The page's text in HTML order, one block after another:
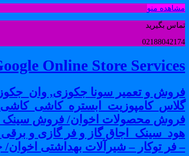
مشاهده منو
تماس بگیرید
02188042174
Online Store Services
فروش و تعمیر سونا جکوزی,
فروش محصولات اخوان/ فروش سینک
هود_سینک_اجاق گاز و فر گازی و
– فر توکار – شیرآلات بهداشتی